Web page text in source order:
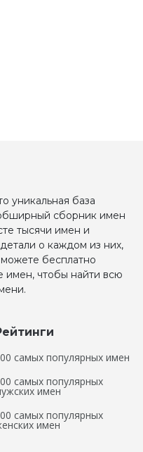
уникальная база
сборник имен
тысячи имен и
о каждом из них,
бесплатно
имен, чтобы найти всю
самых популярных имен
самых популярных
имен
самых популярных
имен